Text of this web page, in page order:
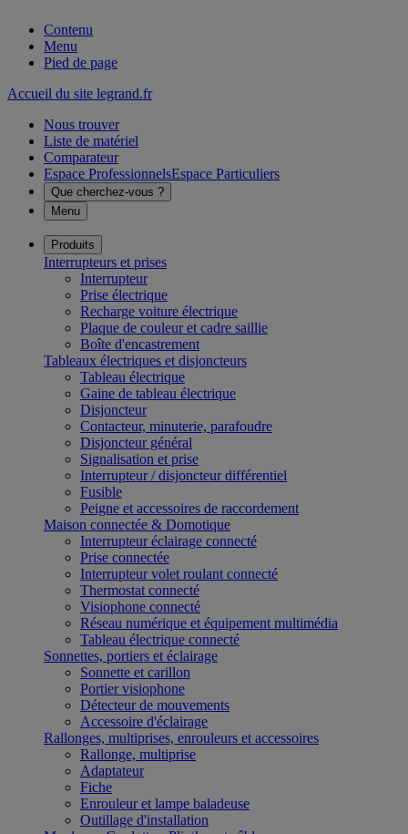
Contenu
Menu
Pied de page
Accueil du site legrand.fr
Nous trouver
Liste de matériel
Comparateur
Espace ProfessionnelsEspace Particuliers
Que cherchez-vous ?
Menu
Produits
Interrupteurs et prises
Interrupteur
Prise électrique
Recharge voiture électrique
Plaque de couleur et cadre saillie
Boîte d'encastrement
Tableaux électriques et disjoncteurs
Tableau électrique
Gaine de tableau électrique
Disjoncteur
Contacteur, minuterie, parafoudre
Disjoncteur général
Signalisation et prise
Interrupteur / disjoncteur différentiel
Fusible
Peigne et accessoires de raccordement
Maison connectée & Domotique
Interrupteur éclairage connecté
Prise connectée
Interrupteur volet roulant connecté
Thermostat connecté
Visiophone connecté
Réseau numérique et équipement multimédia
Tableau électrique connecté
Sonnettes, portiers et éclairage
Sonnette et carillon
Portier visiophone
Détecteur de mouvements
Accessoire d'éclairage
Rallonges, multiprises, enrouleurs et accessoires
Rallonge, multiprise
Adaptateur
Fiche
Enrouleur et lampe baladeuse
Outillage d'installation